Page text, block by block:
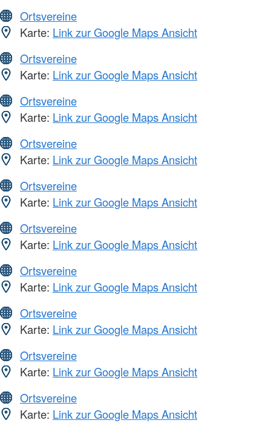
Ortsvereine
Karte: Link zur Google Maps Ansicht
Ortsvereine
Karte: Link zur Google Maps Ansicht
Ortsvereine
Karte: Link zur Google Maps Ansicht
Ortsvereine
Karte: Link zur Google Maps Ansicht
Ortsvereine
Karte: Link zur Google Maps Ansicht
Ortsvereine
Karte: Link zur Google Maps Ansicht
Ortsvereine
Karte: Link zur Google Maps Ansicht
Ortsvereine
Karte: Link zur Google Maps Ansicht
Ortsvereine
Karte: Link zur Google Maps Ansicht
Ortsvereine
Karte: Link zur Google Maps Ansicht